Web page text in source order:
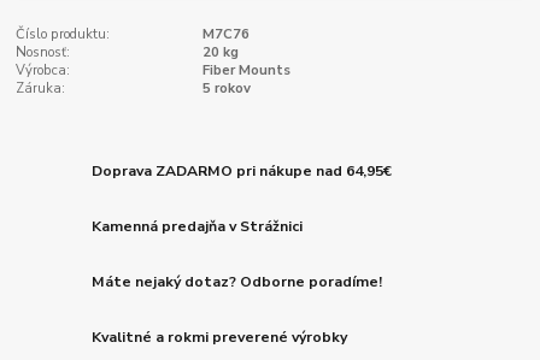
Číslo produktu:
M7C76
Nosnosť:
20 kg
Výrobca:
Fiber Mounts
Záruka:
5 rokov
Doprava ZADARMO pri nákupe nad 64,95€
Kamenná predajňa v Strážnici
Máte nejaký dotaz? Odborne poradíme!
Kvalitné a rokmi preverené výrobky